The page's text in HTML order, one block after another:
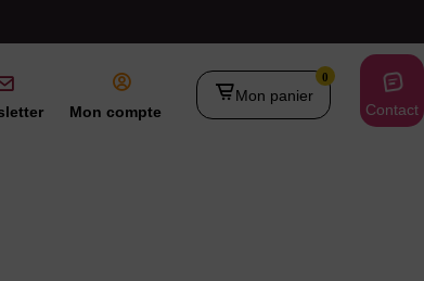
Mon compte
0
Mon panier
Contact